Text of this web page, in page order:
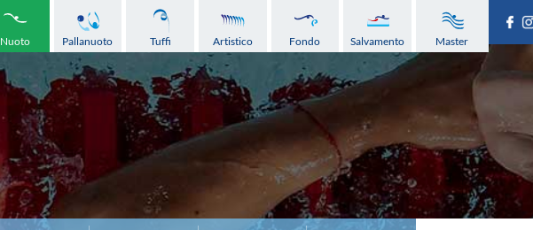
Nuoto Pallanuoto Tuffi Artistico Fondo Salvamento Master